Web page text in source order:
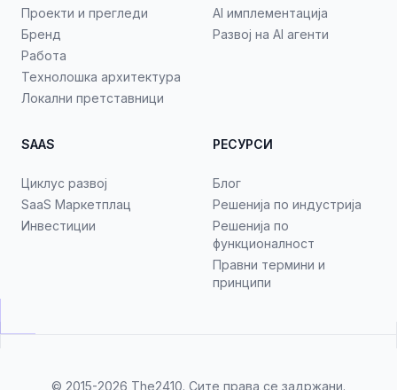
Проекти и прегледи
Бренд
Работа
Технолошка архитектура
Локални претставници
AI имплементација
Развој на AI агенти
SAAS
Циклус развој
SaaS Маркетплац
Инвестиции
РЕСУРСИ
Блог
Решенија по индустрија
Решенија по
функционалност
Правни термини и
принципи
© 2015-2026 The2410. Сите права се задржани.